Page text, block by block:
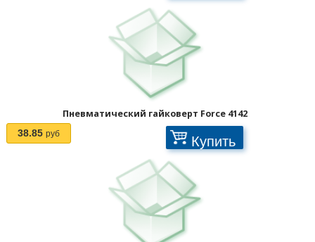
Пневматический гайковерт Force 4142
38.85 руб Купить